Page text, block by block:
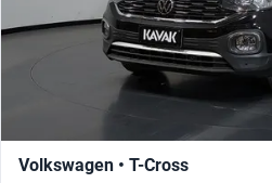
Volkswagen • T-Cross